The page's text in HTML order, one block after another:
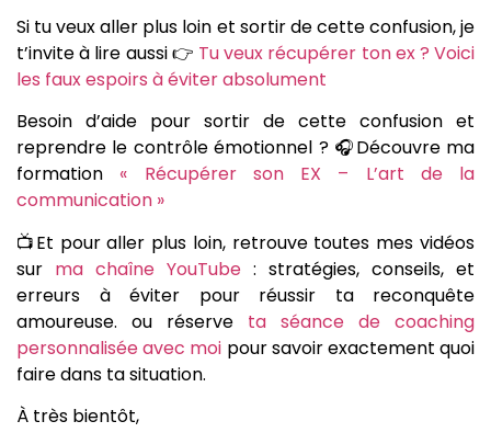
Si tu veux aller plus loin et sortir de cette confusion, je
t’invite à lire aussi 👉 Tu veux récupérer ton ex ? Voici
les faux espoirs à éviter absolument
Besoin d’aide pour sortir de cette confusion et
reprendre le contrôle émotionnel ? 🎧Découvre ma
formation « Récupérer son EX – L’art de la
communication »
📺Et pour aller plus loin, retrouve toutes mes vidéos
sur ma chaîne YouTube : stratégies, conseils, et
erreurs à éviter pour réussir ta reconquête
amoureuse. ou réserve ta séance de coaching
personnalisée avec moi pour savoir exactement quoi
faire dans ta situation.
À très bientôt,